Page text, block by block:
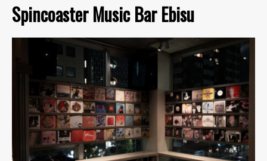
Spincoaster Music Bar Ebisu